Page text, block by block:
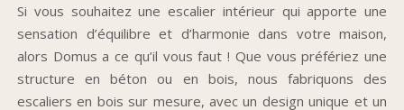
Si vous souhaitez une escalier intérieur qui apporte une
sensation d’équilibre et d’harmonie dans votre maison,
alors Domus a ce qu’il vous faut ! Que vous préfériez une
structure en béton ou en bois, nous fabriquons des
escaliers en bois sur mesure, avec un design unique et un